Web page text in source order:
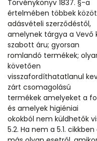
Törvénykönyv 1837. §-a
értelmében többek
adásvételi szerződéstől,
amelynek tárgya a Vevő
szabott áru; gyorsan
romlandó termékek;
követően
visszafordíthatatlanul
zárt csomagolású
termékek amelyeket a
és amelyek higiéniai
okokból nem küldhetők
5.2. Ha nem a 5.1.